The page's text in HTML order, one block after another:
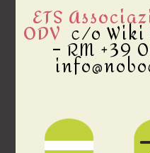
ETS
ODV c/o Wiki
– RM +39